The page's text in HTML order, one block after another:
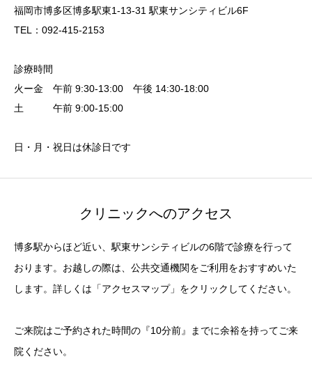
福岡市博多区博多駅東1-13-31 駅東サンシティビル6F
TEL：092-415-2153
診療時間
火ー金 午前 9:30-13:00 午後 14:30-18:00
土 午前 9:00-15:00
日・月・祝日は休診日です
クリニックへのアクセス
博多駅からほど近い、駅東サンシティビルの6階で診療を行って
おります。お越しの際は、公共交通機関をご利用をおすすめいた
します。詳しくは「アクセスマップ」をクリックしてください。
ご来院はご予約された時間の『10分前』までに余裕を持ってご来
院ください。